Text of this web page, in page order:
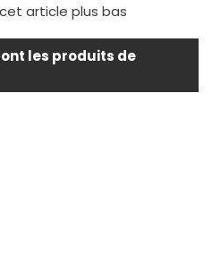
article plus bas
les produits de